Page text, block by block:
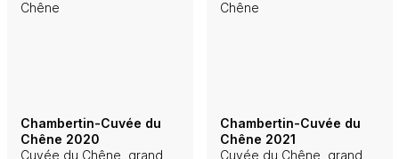
Chambertin-Cuvée du
Chêne 2020
Cuvée du Chêne, grand
Chambertin-Cuvée du
Chêne 2021
Cuvée du Chêne, grand